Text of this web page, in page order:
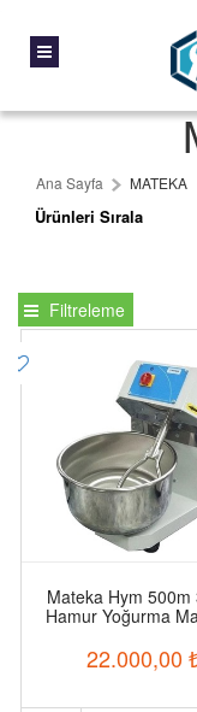
Ana Sayfa MATEKA
Filtreleme
Mateka Hym 500m
Hamur Yoğurma
22.000,00